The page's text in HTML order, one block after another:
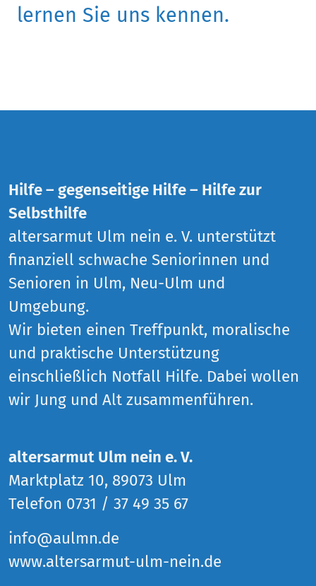
lernen Sie uns kennen.
Hilfe – gegenseitige Hilfe – Hilfe zur
Selbsthilfe
altersarmut Ulm nein e. V. unterstützt
finanziell schwache Seniorinnen und
Senioren in Ulm, Neu-Ulm und
Umgebung.
Wir bieten einen Treffpunkt, moralische
und praktische Unterstützung
einschließlich Notfall Hilfe. Dabei wollen
wir Jung und Alt zusammenführen.
altersarmut Ulm nein e. V.
Marktplatz 10, 89073 Ulm
Telefon 0731 / 37 49 35 67
info@aulmn.de
www.altersarmut-ulm-nein.de